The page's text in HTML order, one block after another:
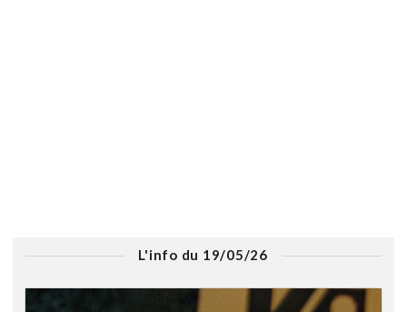
L'info du 19/05/26